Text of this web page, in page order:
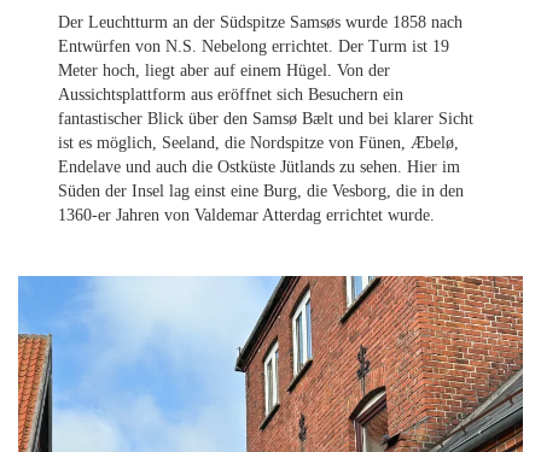
Der Leuchtturm an der Südspitze Samsøs wurde 1858 nach
Entwürfen von N.S. Nebelong errichtet. Der Turm ist 19
Meter hoch, liegt aber auf einem Hügel. Von der
Aussichtsplattform aus eröffnet sich Besuchern ein
fantastischer Blick über den Samsø Bælt und bei klarer Sicht
ist es möglich, Seeland, die Nordspitze von Fünen, Æbelø,
Endelave und auch die Ostküste Jütlands zu sehen. Hier im
Süden der Insel lag einst eine Burg, die Vesborg, die in den
1360-er Jahren von Valdemar Atterdag errichtet wurde.